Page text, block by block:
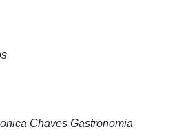
Chaves Gastronomia